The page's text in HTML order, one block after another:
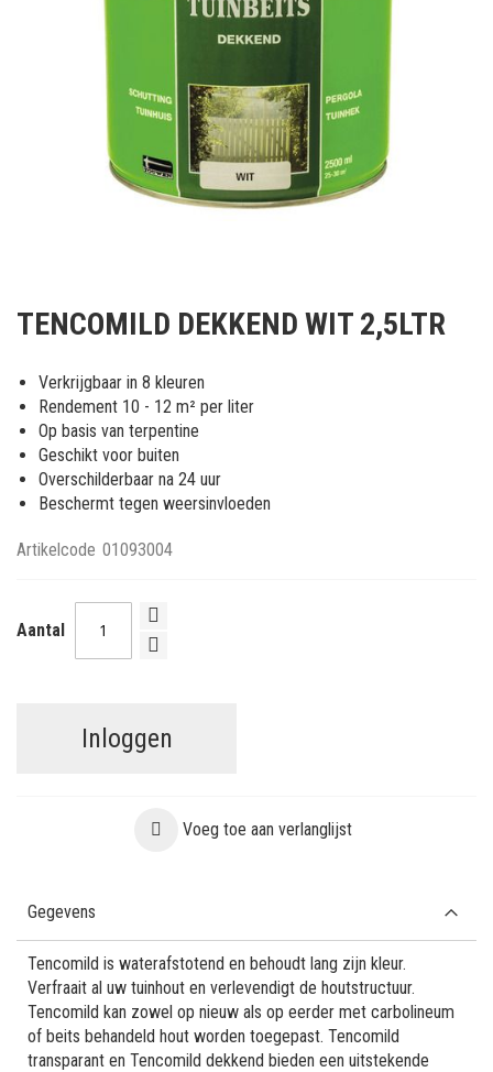
van
de
afbeeldingen-
gallerij
TENCOMILD DEKKEND WIT 2,5LTR
Verkrijgbaar in 8 kleuren
Rendement 10 - 12 m² per liter
Op basis van terpentine
Geschikt voor buiten
Overschilderbaar na 24 uur
Beschermt tegen weersinvloeden
Artikelcode 01093004
Aantal
Inloggen
Voeg toe aan verlanglijst
Gegevens
Tencomild is waterafstotend en behoudt lang zijn kleur.
Verfraait al uw tuinhout en verlevendigt de houtstructuur.
Tencomild kan zowel op nieuw als op eerder met carbolineum
of beits behandeld hout worden toegepast. Tencomild
transparant en Tencomild dekkend bieden een uitstekende